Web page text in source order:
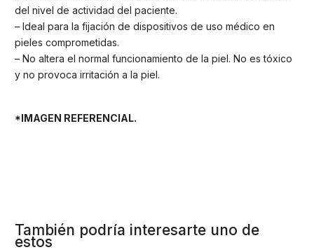
del nivel de actividad del paciente.
– Ideal para la fijación de dispositivos de uso médico en
pieles comprometidas.
– No altera el normal funcionamiento de la piel. No es tóxico
y no provoca irritación a la piel.
*IMAGEN REFERENCIAL.
También podría interesarte uno de
estos